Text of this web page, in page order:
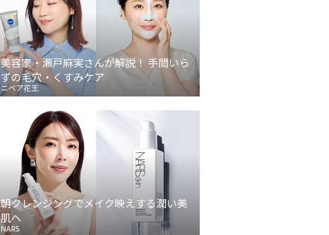
美容家・瀬戸麻実さんが解説！ 手間いら
ずの毛穴・くすみケア
ニベア花王
朝クレンジングでメイク映えする潤い美
肌へ
NARS